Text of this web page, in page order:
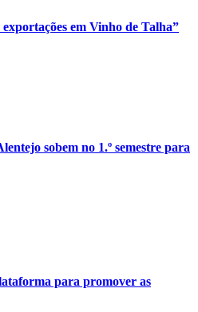
em Vinho de Talha”
sobem no 1.º semestre para
para promover as